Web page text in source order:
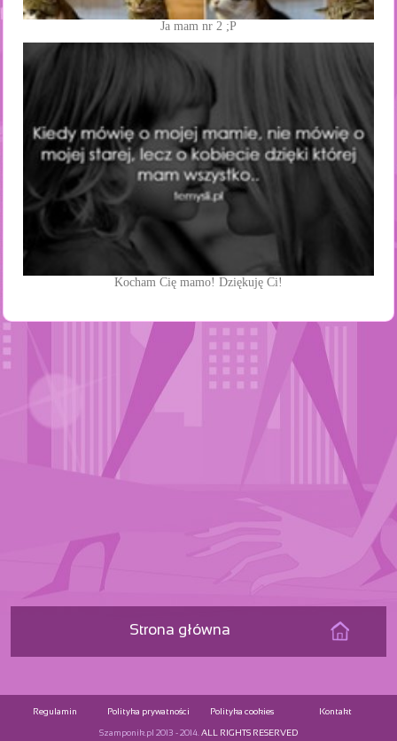
Ja mam nr 2 ;P
Kocham Cię mamo! Dziękuję Ci!
Strona główna
Regulamin Polityka prywatności Polityka cookies Kontakt
Szamponik.pl 2013 - 2014. ALL RIGHTS RESERVED